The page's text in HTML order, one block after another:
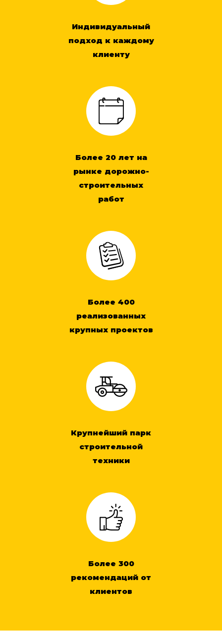
Индивидуальный
подход к каждому
клиенту
Более 20 лет на
рынке дорожно-
строительных
работ
Более 400
реализованных
крупных проектов
Крупнейший парк
строительной
техники
Более 300
рекомендаций от
клиентов